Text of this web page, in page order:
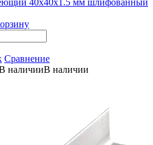
40х40х1.5 мм шлифованный
Сравнение
В наличии